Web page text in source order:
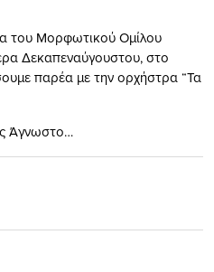
του Μορφωτικού Ομίλου
Δεκαπεναύγουστου, στο
παρέα με την ορχήστρα “Τα
Άγνωστο…